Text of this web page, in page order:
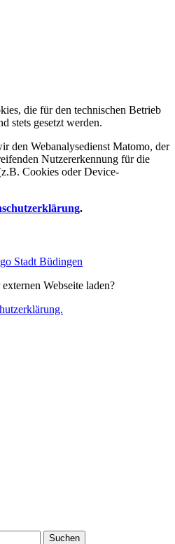
die für den technischen Betrieb
stets gesetzt werden.
den Webanalysedienst Matomo, der
Nutzererkennung für die
Cookies oder Device-
.
Webseite laden?
Suchen